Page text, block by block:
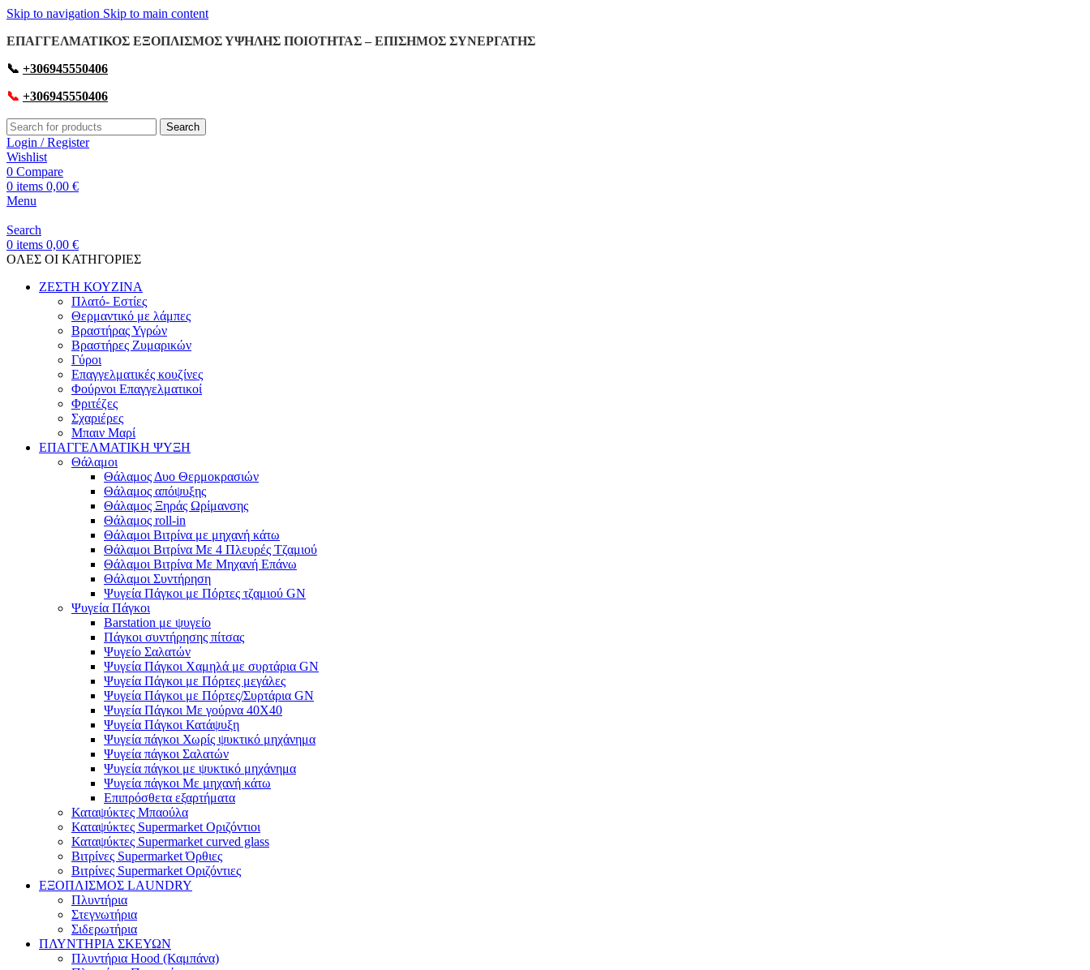
Skip to navigation Skip to main content
ΕΠΑΓΓΕΛΜΑΤΙΚΟΣ ΕΞΟΠΛΙΣΜΟΣ ΥΨΗΛΗΣ ΠΟΙΟΤΗΤΑΣ – ΕΠΙΣΗΜΟΣ ΣΥΝΕΡΓΑΤΗΣ
📞 +306945550406
📞 +306945550406
Search
Login / Register
Wishlist
0 Compare
0 items 0,00 €
Menu
Search
0 items 0,00 €
OΛΕΣ ΟΙ ΚΑΤΗΓΟΡΙΕΣ
ΖΕΣΤΗ ΚΟΥΖΙΝΑ
Πλατό- Εστίες
Θερμαντικό με λάμπες
Βραστήρας Υγρών
Βραστήρες Ζυμαρικών
Γύροι
Επαγγελματικές κουζίνες
Φούρνοι Επαγγελματικοί
Φριτέζες
Σχαριέρες
Μπαιν Μαρί
ΕΠΑΓΓΕΛΜΑΤΙΚΗ ΨΥΞΗ
Θάλαμοι
Θάλαμος Δυο Θερμοκρασιών
Θάλαμος απόψυξης
Θάλαμος Ξηράς Ωρίμανσης
Θάλαμος roll-in
Θάλαμοι Βιτρίνα με μηχανή κάτω
Θάλαμοι Βιτρίνα Με 4 Πλευρές Τζαμιού
Θάλαμοι Βιτρίνα Με Μηχανή Επάνω
Θάλαμοι Συντήρηση
Ψυγεία Πάγκοι με Πόρτες τζαμιού GN
Ψυγεία Πάγκοι
Barstation με ψυγείο
Πάγκοι συντήρησης πίτσας
Ψυγείο Σαλατών
Ψυγεία Πάγκοι Χαμηλά με συρτάρια GN
Ψυγεία Πάγκοι με Πόρτες μεγάλες
Ψυγεία Πάγκοι με Πόρτες/Συρτάρια GN
Ψυγεία Πάγκοι Με γούρνα 40Χ40
Ψυγεία Πάγκοι Κατάψυξη
Ψυγεία πάγκοι Χωρίς ψυκτικό μηχάνημα
Ψυγεία πάγκοι Σαλατών
Ψυγεία πάγκοι με ψυκτικό μηχάνημα
Ψυγεία πάγκοι Με μηχανή κάτω
Επιπρόσθετα εξαρτήματα
Καταψύκτες Μπαούλα
Καταψύκτες Supermarket Οριζόντιοι
Καταψύκτες Supermarket curved glass
Βιτρίνες Supermarket Όρθιες
Βιτρίνες Supermarket Οριζόντιες
ΕΞΟΠΛΙΣΜΟΣ LAUNDRY
Πλυντήρια
Στεγνωτήρια
Σιδερωτήρια
ΠΛΥΝΤΗΡΙΑ ΣΚΕΥΩΝ
Πλυντήρια Hood (Καμπάνα)